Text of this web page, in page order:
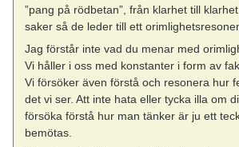
”pang på rödbetan”, från klarhet till
saker så de leder till ett
Jag förstår inte vad du menar med
Vi håller i oss med konstanter i form av
Vi försöker även förstå och resonera hur
det vi ser. Att inte hata eller tycka illa om
försöka förstå hur man tänker är ju ett
bemötas.